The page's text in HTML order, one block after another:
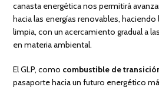
canasta energética nos permitirá
hacia las energías renovables,
limpia, con un acercamiento gradual a
en materia ambiental.
El GLP, como combustible de
pasaporte hacia un futuro energético